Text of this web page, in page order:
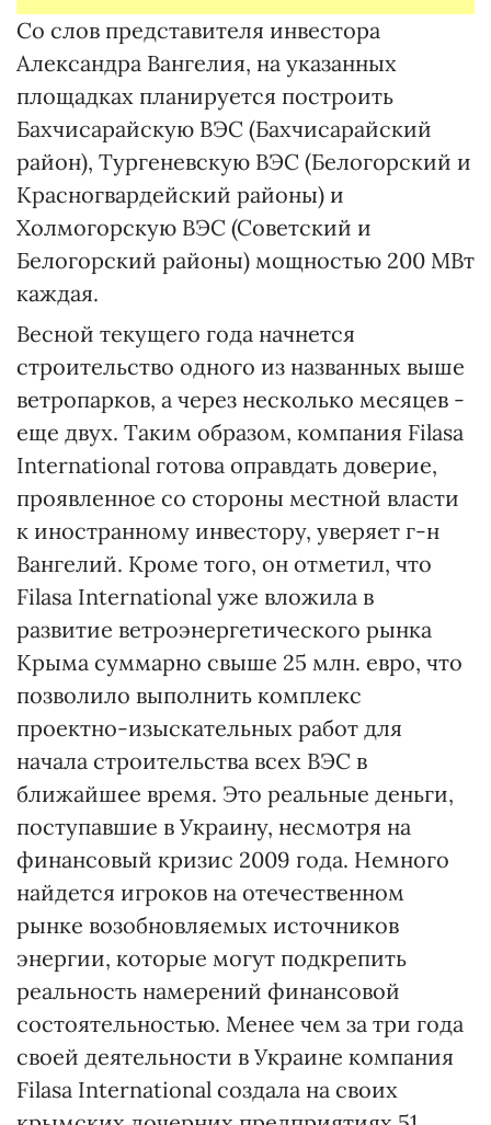
Со слов представителя инвес­тора
Александра Вангелия, на указанных
площадках планируется построить
Бахчисарайскую ВЭС (Бахчисарайский
район), Тургеневскую ВЭС (Белогорский и
Красногвардейский районы) и
Холмогорскую ВЭС (Советский и
Белогорский районы) мощностью 200 МВт
каждая.
Весной текущего года начнется
строительство одного из названных выше
ветропарков, а через несколько месяцев -
еще двух. Таким образом, компания Filasa
International готова оправдать доверие,
проявленное со стороны местной власти
к иностранному инвестору, уверяет г-н
Вангелий. Кроме того, он отметил, что
Filasa International уже вложила в
развитие ветроэнергетического рынка
Крыма суммарно свыше 25 млн. евро, что
позволило выполнить комплекс
проектно-­изыска­тельных работ для
начала строительства всех ВЭС в
ближайшее время. Это реальные деньги,
поступавшие в Украину, несмотря на
финансовый кризис 2009 года. Немного
найдется игроков на отечественном
рынке возобновляемых источников
энергии, которые могут подкрепить
реальность намерений финансовой
состоятельностью. Менее чем за три года
своей деятельности в Украине компания
Filasa International создала на своих